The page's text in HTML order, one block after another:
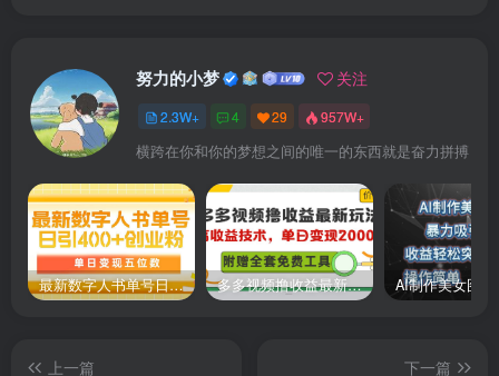
努力的小梦 关注
2.3W+ 4 29 957W+
横跨在你和你的梦想之间的唯一的东西就是奋力拼搏
最新数字人书单号日400+创业粉，单日变现五位数，市面卖5980附软件和详… 多多视频撸收益最新玩法，高收益技术，单日变现2000+，附赠全套技术资料
上一篇
下一篇